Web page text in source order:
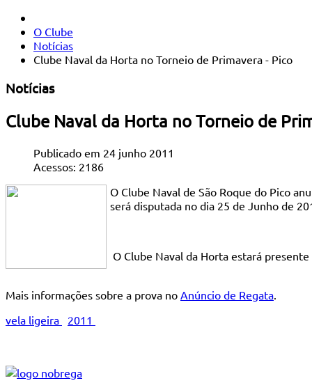
O Clube
Notícias
Clube Naval da Horta no Torneio de Primavera - Pico
Notícias
Clube Naval da Horta no Torneio de
Publicado em 24 junho 2011
Acessos: 2186
O Clube Naval de São Roque do Pico
será disputada no dia 25 de Junho de
O Clube Naval da Horta estará
Mais informações sobre a prova no Anúncio de Regata
vela ligeira
2011